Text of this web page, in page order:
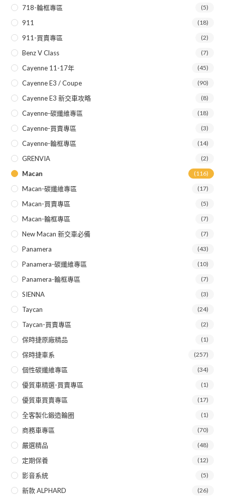
718-輪框專區 (5)
911 (18)
911-買賣專區 (2)
Benz V Class (7)
Cayenne 11-17年 (45)
Cayenne E3 / Coupe (90)
Cayenne E3 新交車攻略 (8)
Cayenne-碳纖維專區 (18)
Cayenne-買賣專區 (3)
Cayenne-輪框專區 (14)
GRENVIA (2)
Macan (116)
Macan-碳纖維專區 (17)
Macan-買賣專區 (5)
Macan-輪框專區 (7)
New Macan 新交車必備 (7)
Panamera (43)
Panamera-碳纖維專區 (10)
Panamera-輪框專區 (7)
SIENNA (3)
Taycan (24)
Taycan-買賣專區 (2)
保時捷原廠精品 (1)
保時捷車系 (257)
個性碳纖維專區 (34)
優質車精選-買賣專區 (1)
優質車買賣專區 (17)
全客製化鍛造輪圈 (1)
商務車專區 (70)
嚴選精品 (48)
定期保養 (12)
影音系統 (5)
新款 ALPHARD (26)